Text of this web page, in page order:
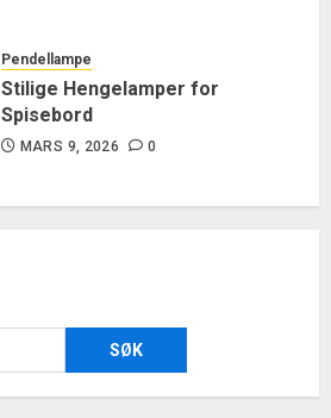
Pendellampe
Stilige Hengelamper for
Spisebord
MARS 9, 2026 0
SØK